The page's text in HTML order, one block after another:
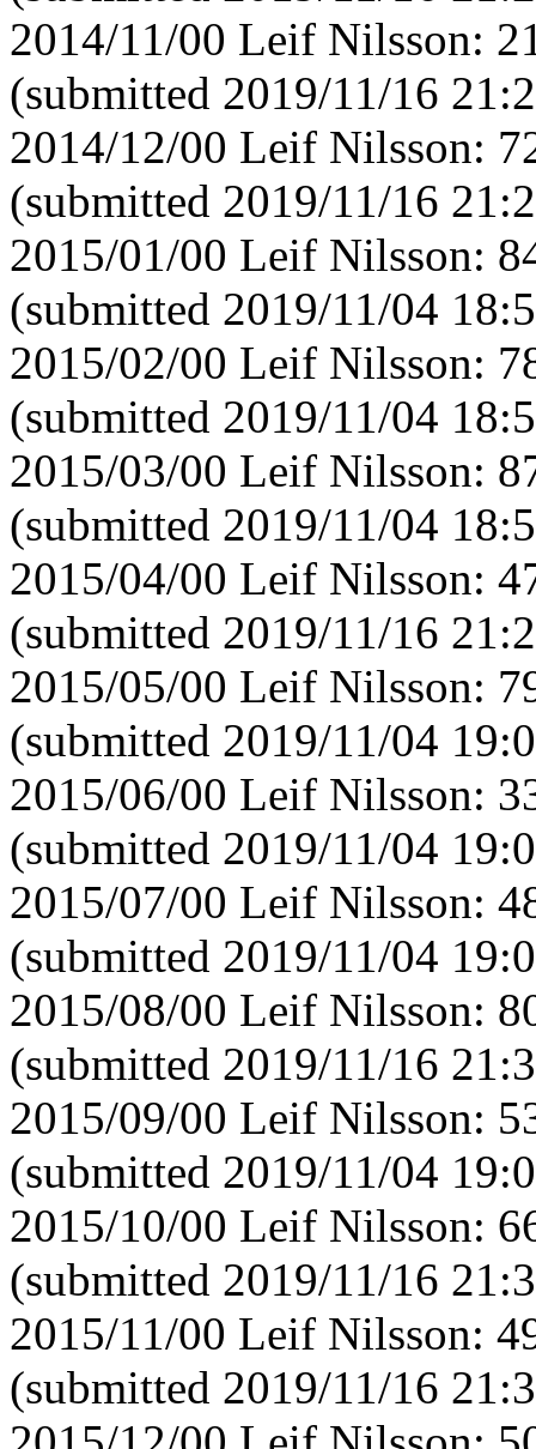
2014/11/00 Leif Nilsson:
(submitted 2019/11/16
2014/12/00 Leif Nilsson:
(submitted 2019/11/16
2015/01/00 Leif Nilsson:
(submitted 2019/11/04
2015/02/00 Leif Nilsson:
(submitted 2019/11/04
2015/03/00 Leif Nilsson:
(submitted 2019/11/04
2015/04/00 Leif Nilsson:
(submitted 2019/11/16
2015/05/00 Leif Nilsson:
(submitted 2019/11/04
2015/06/00 Leif Nilsson:
(submitted 2019/11/04
2015/07/00 Leif Nilsson:
(submitted 2019/11/04
2015/08/00 Leif Nilsson:
(submitted 2019/11/16
2015/09/00 Leif Nilsson:
(submitted 2019/11/04
2015/10/00 Leif Nilsson:
(submitted 2019/11/16
2015/11/00 Leif Nilsson:
(submitted 2019/11/16